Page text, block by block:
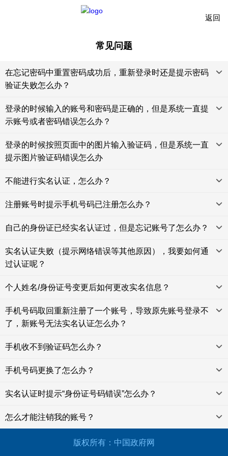
返回
常见问题
在忘记密码中重置密码成功后，重新登录时还是提示密码
验证失败怎么办？
登录的时候输入的账号和密码是正确的，但是系统一直提
示账号或者密码错误怎么办？
登录的时候按照页面中的图片输入验证码，但是系统一直
提示图片验证码错误怎么办
不能进行实名认证，怎么办？
注册账号时提示手机号码已注册怎么办？
自己的身份证已经实名认证过，但是忘记账号了怎么办？
实名认证失败（提示网络错误等其他原因），我要如何通
过认证呢？
个人姓名/身份证号变更后如何更改实名信息？
手机号码取回重新注册了一个账号，导致原先账号登录不
了，新账号无法实名认证怎么办？
手机收不到验证码怎么办？
手机号码更换了怎么办？
实名认证时提示“身份证号码错误”怎么办？
怎么才能注销我的账号？
版权所有：中国政府网